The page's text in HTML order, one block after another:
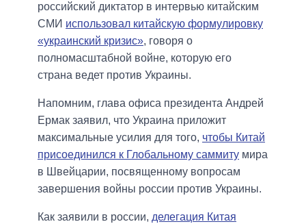
российский диктатор в интервью китайским
СМИ использовал китайскую формулировку
«украинский кризис», говоря о
полномасштабной войне, которую его
страна ведет против Украины.
Напомним, глава офиса президента Андрей
Ермак заявил, что Украина приложит
максимальные усилия для того, чтобы Китай
присоединился к Глобальному саммиту мира
в Швейцарии, посвященному вопросам
завершения войны россии против Украины.
Как заявили в россии, делегация Китая